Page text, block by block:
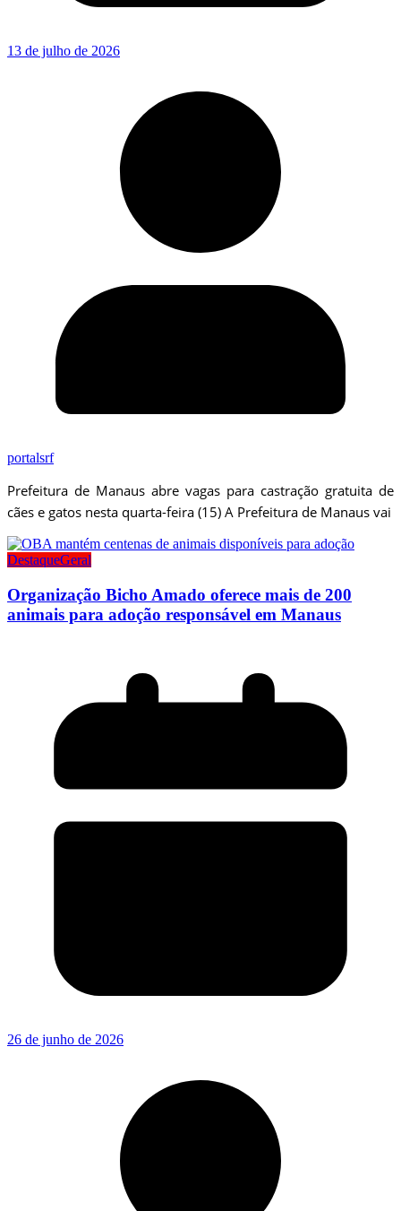
13 de julho de 2026
portalsrf
Prefeitura de Manaus abre vagas para castração gratuita de
cães e gatos nesta quarta-feira (15) A Prefeitura de Manaus vai
DestaqueGeral
Organização Bicho Amado oferece mais de 200
animais para adoção responsável em Manaus
26 de junho de 2026